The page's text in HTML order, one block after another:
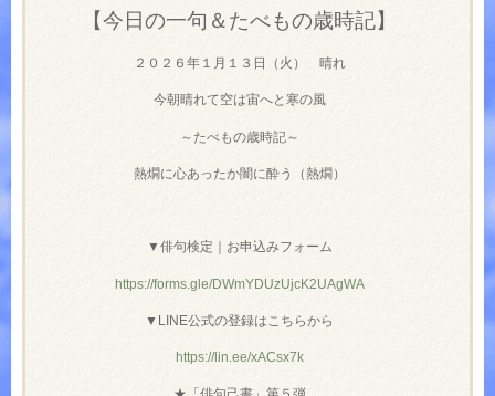
【今日の一句＆たべもの歳時記】
２０２６年１月１３日（火） 晴れ
今朝晴れて空は宙へと寒の風
～たべもの歳時記～
熱燗に心あったか闇に酔う（熱燗）
▼俳句検定｜お申込みフォーム
https://forms.gle/DWmYDUzUjcK2UAgWA
▼LINE公式の登録はこちらから
https://lin.ee/xACsx7k